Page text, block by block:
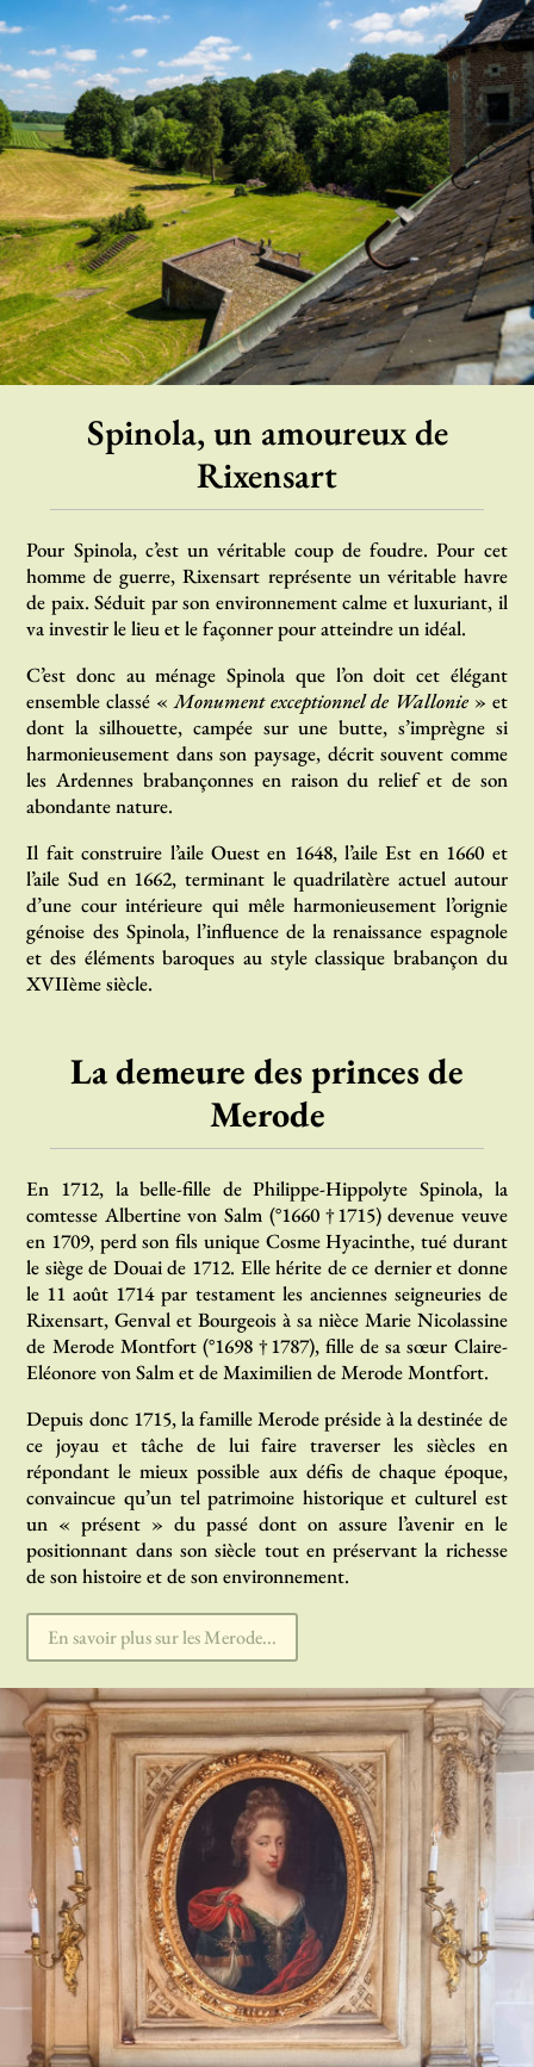
Spinola, un amoureux de
Rixensart
Pour Spinola, c’est un véritable coup de foudre. Pour cet
homme de guerre, Rixensart représente un véritable havre
de paix. Séduit par son environnement calme et luxuriant, il
va investir le lieu et le façonner pour atteindre un idéal.
C’est donc au ménage Spinola que l’on doit cet élégant
ensemble classé « Monument exceptionnel de Wallonie » et
dont la silhouette, campée sur une butte, s’imprègne si
harmonieusement dans son paysage, décrit souvent comme
les Ardennes brabançonnes en raison du relief et de son
abondante nature.
Il fait construire l’aile Ouest en 1648, l’aile Est en 1660 et
l’aile Sud en 1662, terminant le quadrilatère actuel autour
d’une cour intérieure qui mêle harmonieusement l’orignie
génoise des Spinola, l’influence de la renaissance espagnole
et des éléments baroques au style classique brabançon du
XVIIème siècle.
La demeure des princes de
Merode
En 1712, la belle-fille de Philippe-Hippolyte Spinola, la
comtesse Albertine von Salm (°1660 †1715) devenue veuve
en 1709, perd son fils unique Cosme Hyacinthe, tué durant
le siège de Douai de 1712. Elle hérite de ce dernier et donne
le 11 août 1714 par testament les anciennes seigneuries de
Rixensart, Genval et Bourgeois à sa nièce Marie Nicolassine
de Merode Montfort (°1698 †1787), fille de sa sœur Claire-
Eléonore von Salm et de Maximilien de Merode Montfort.
Depuis donc 1715, la famille Merode préside à la destinée de
ce joyau et tâche de lui faire traverser les siècles en
répondant le mieux possible aux défis de chaque époque,
convaincue qu’un tel patrimoine historique et culturel est
un « présent » du passé dont on assure l’avenir en le
positionnant dans son siècle tout en préservant la richesse
de son histoire et de son environnement.
En savoir plus sur les Merode...